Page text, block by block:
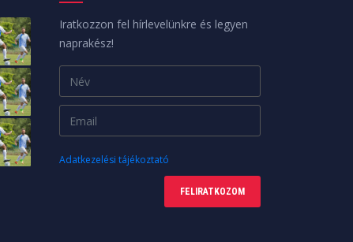
Iratkozzon fel hírlevelünkre és legyen
naprakész!
Adatkezelési tájékoztató
FELIRATKOZOM